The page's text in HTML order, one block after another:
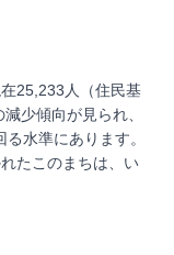
25,233人（住民基
少傾向が見られ、
水準にあります。
たこのまちは、い